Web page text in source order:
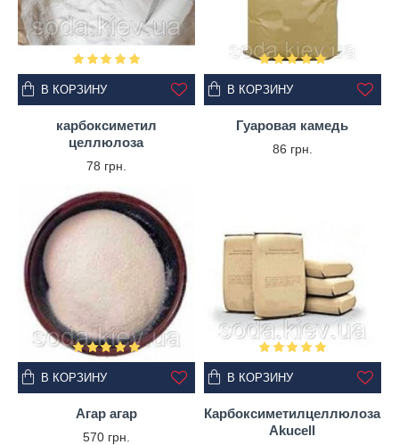
карбоксиметил
целлюлоза
78 грн.
В КОРЗИНУ
Гуаровая камедь
86 грн.
В КОРЗИНУ
Агар агар
570 грн.
В КОРЗИНУ
Карбоксиметилцеллюлоза
Akucell
В КОРЗИНУ